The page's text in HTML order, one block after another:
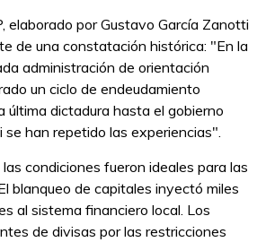
elaborado por Gustavo García Zanotti
de una constatación histórica: "En la
administración de orientación
un ciclo de endeudamiento
última dictadura hasta el gobierno
se han repetido las experiencias".
condiciones fueron ideales para las
blanqueo de capitales inyectó miles
al sistema financiero local. Los
de divisas por las restricciones